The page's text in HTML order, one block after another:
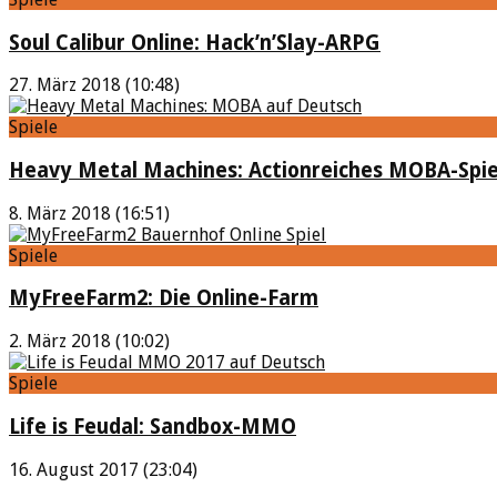
Soul Calibur Online: Hack’n’Slay-ARPG
27. März 2018 (10:48)
Spiele
Heavy Metal Machines: Actionreiches MOBA-
8. März 2018 (16:51)
Spiele
MyFreeFarm2: Die Online-Farm
2. März 2018 (10:02)
Spiele
Life is Feudal: Sandbox-MMO
16. August 2017 (23:04)